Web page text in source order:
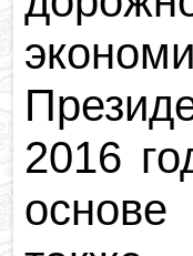
2016
основе